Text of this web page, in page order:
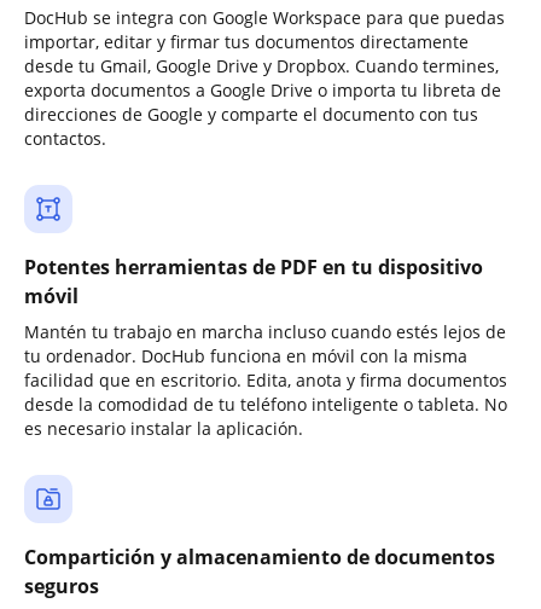
DocHub se integra con Google Workspace para que puedas
importar, editar y firmar tus documentos directamente
desde tu Gmail, Google Drive y Dropbox. Cuando termines,
exporta documentos a Google Drive o importa tu libreta de
direcciones de Google y comparte el documento con tus
contactos.
Potentes herramientas de PDF en tu dispositivo
móvil
Mantén tu trabajo en marcha incluso cuando estés lejos de
tu ordenador. DocHub funciona en móvil con la misma
facilidad que en escritorio. Edita, anota y firma documentos
desde la comodidad de tu teléfono inteligente o tableta. No
es necesario instalar la aplicación.
Compartición y almacenamiento de documentos
seguros